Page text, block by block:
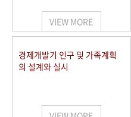
VIEW MORE
경제개발기 인구 및 가족계획
의 설계와 실시